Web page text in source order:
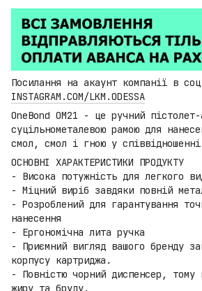
Посилання на акаунт компанії в
INSTAGRAM.COM/LKM.ODESSA
OneBond OM21 - це ручний
суцільнометалевою рамою для
смол, смол і гною у
ОСНОВНІ ХАРАКТЕРИСТИКИ ПРОДУКТУ
- Висока потужність для легкого
- Міцний виріб завдяки повній
- Розроблений для гарантування
нанесення
- Ергономічна лита ручка
- Приємний вигляд вашого бренду
корпусу картриджа.
- Повністю чорний диспенсер, тому
жиру та бруду.